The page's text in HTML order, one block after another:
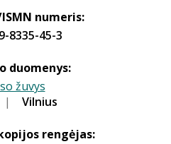
ISMN numeris:
8335-45-3
duomenys:
žuvys
| Vilnius
rengėjas: